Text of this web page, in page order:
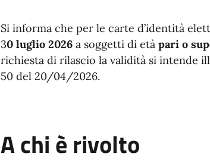
Si informa che per le carte d’identità
30 luglio 2026 a soggetti di età pari o
richiesta di rilascio la validità si intende
50 del 20/04/2026.
A chi è rivolto